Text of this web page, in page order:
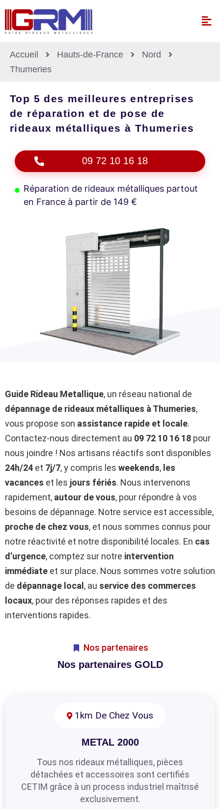
Accueil Hauts-de-France
Nord
Thumeries
Top 5 des meilleures entreprises
de réparation et de pose de
rideaux métalliques à Thumeries
09 72 10 16 18
Réparation de rideaux métalliques partout
en France à partir de 149 €
Guide Rideau Metallique, un réseau national de
dépannage de rideaux métalliques à Thumeries,
vous propose son assistance rapide et locale.
Contactez-nous directement au 09 72 10 16 18 pour
nous joindre ! Nos artisans réactifs sont disponibles
24h/24 et 7j/7, y compris les weekends, les
vacances et les jours fériés. Nous intervenons
rapidement, autour de vous, pour répondre à vos
besoins de dépannage. Notre service est accessible,
proche de chez vous, et nous sommes connus pour
notre réactivité et notre disponibilité locales. En cas
d’urgence, comptez sur notre intervention
immédiate et sur place. Nous sommes votre solution
de dépannage local , au service des commerces
locaux, pour des réponses rapides et des
interventions rapides.
Nos partenaires
Nos partenaires GOLD
1km De Chez Vous
METAL 2000
Tous nos rideaux métalliques, pièces
détachées et accessoires sont certifiés
CETIM grâce à un process industriel maîtrisé
exclusivement.